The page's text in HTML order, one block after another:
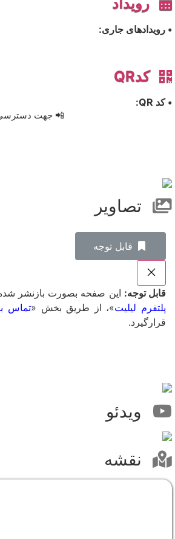
• رویدادهای جاری:
کدQR
• کد QR:
📲 جهت دسترسی
تصاویر
‌قابل توجه
قابل توجه: این صفحه بصورت بازنشر
پلتفرم لیلیت»، از طریق بخش «تماس
قرارگیرد.
ویدئو
نقشه